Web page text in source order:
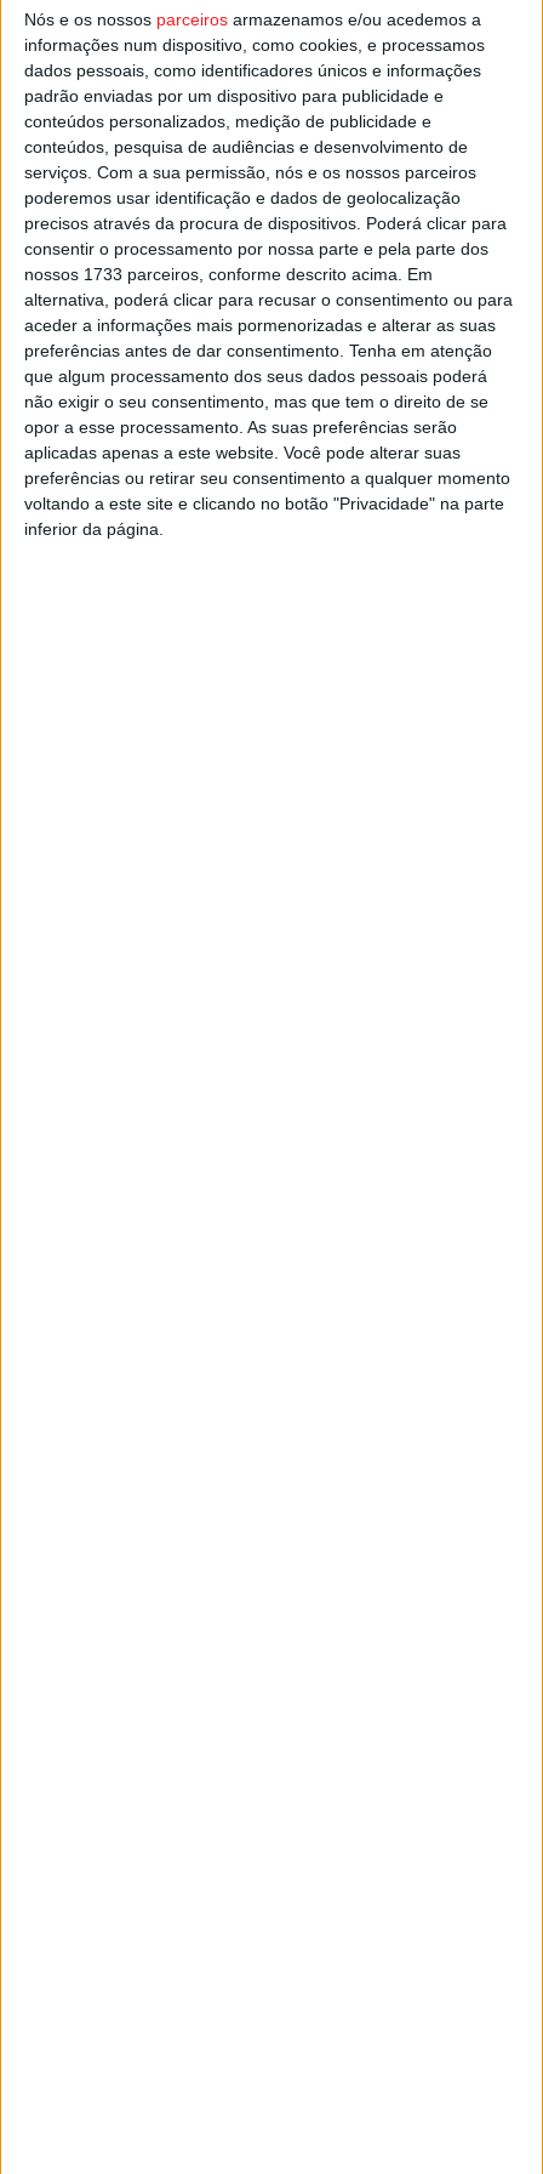
Nós e os nossos parceiros armazenamos e/ou acedemos a
informações num dispositivo, como cookies, e processamos
dados pessoais, como identificadores únicos e informações
padrão enviadas por um dispositivo para publicidade e
conteúdos personalizados, medição de publicidade e
conteúdos, pesquisa de audiências e desenvolvimento de
serviços. Com a sua permissão, nós e os nossos parceiros
poderemos usar identificação e dados de geolocalização
precisos através da procura de dispositivos. Poderá clicar para
consentir o processamento por nossa parte e pela parte dos
nossos 1733 parceiros, conforme descrito acima. Em
alternativa, poderá clicar para recusar o consentimento ou para
aceder a informações mais pormenorizadas e alterar as suas
preferências antes de dar consentimento. Tenha em atenção
que algum processamento dos seus dados pessoais poderá
não exigir o seu consentimento, mas que tem o direito de se
opor a esse processamento. As suas preferências serão
aplicadas apenas a este website. Você pode alterar suas
preferências ou retirar seu consentimento a qualquer momento
voltando a este site e clicando no botão "Privacidade" na parte
inferior da página.
jornada do segundo escalão.
Antes disso, a 8 de fevereiro, o Fontelo ainda receber o
duelo com o FC Porto, dos ‘quartos’ da Taça de Portugal.
Esta e outras notícias para ouvir na Estação Diária – 96.8
FM ou em www.968.fm.
Pub